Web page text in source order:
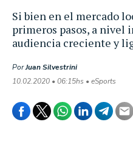
Si bien en el mercado
primeros pasos, a
audiencia creciente y
PorJuan Silvestrini
10.02.2020 • 06:15hs • eSports